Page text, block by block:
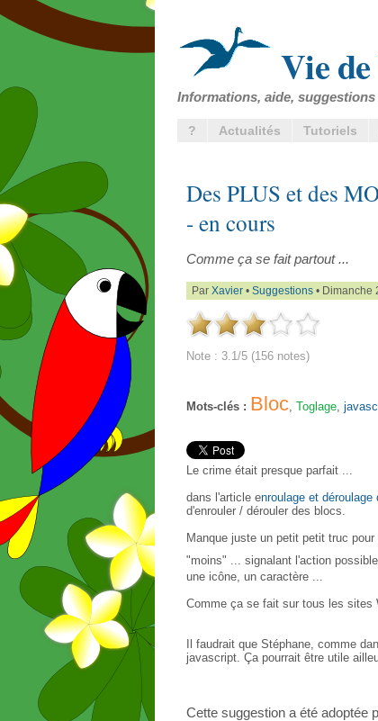
Vie
Informations, aide,
? Actualités Tutoriels
Des PLUS et des
- en cours
Comme ça se fait partout ...
Par Xavier • Suggestions • Dimanche
Note : 3.1/5 (156 notes)
Mots-clés : Bloc, Toglage,
Le crime était presque parfait ...
dans l'article enroulage et déroulage
d'enrouler / dérouler des blocs.
Manque juste un petit petit truc
"moins" ... signalant l'action
une icône, un caractère ...
Comme ça se fait sur tous les sites
Il faudrait que Stéphane, comme
javascript. Ça pourrait être utile
Cette suggestion a été adoptée